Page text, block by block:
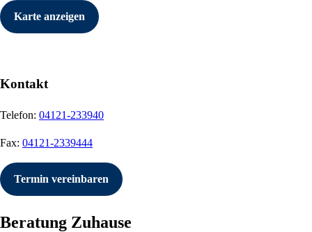
Karte anzeigen
Kontakt
Telefon: 04121-233940
Fax: 04121-2339444
Termin vereinbaren
Beratung Zuhause